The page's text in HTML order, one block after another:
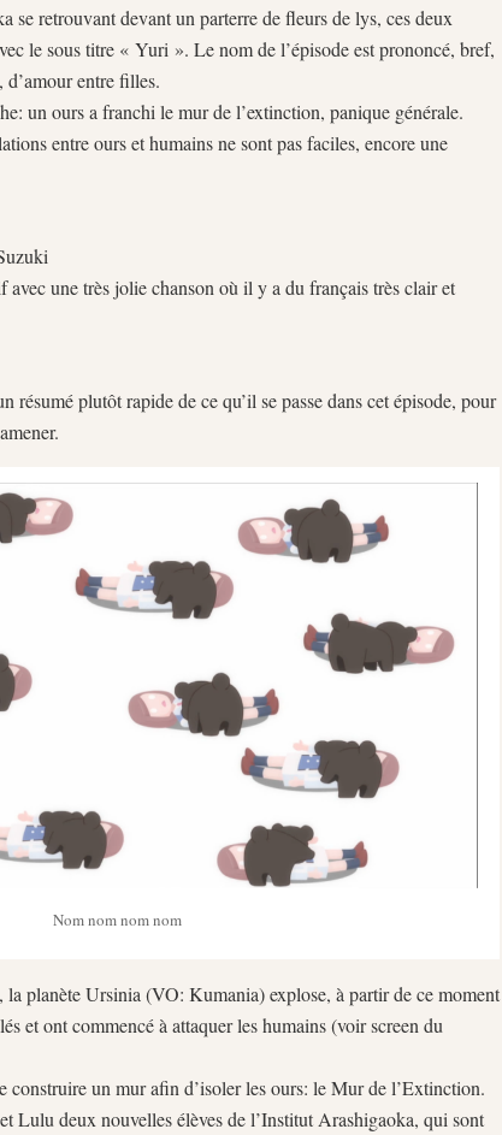
se retrouvant devant un parterre de fleurs de lys, ces deux
le sous titre « Yuri ». Le nom de l’épisode est prononcé, bref,
entre filles.
un ours a franchi le mur de l’extinction, panique générale.
entre ours et humains ne sont pas faciles, encore une
une très jolie chanson où il y a du français très clair et
résumé plutôt rapide de ce qu’il se passe dans cet épisode, pour
Nom nom nom nom
la planète Ursinia (VO: Kumania) explose, à partir de ce moment
et ont commencé à attaquer les humains (voir screen du
construire un mur afin d’isoler les ours: le Mur de l’Extinction.
Lulu deux nouvelles élèves de l’Institut Arashigaoka, qui sont